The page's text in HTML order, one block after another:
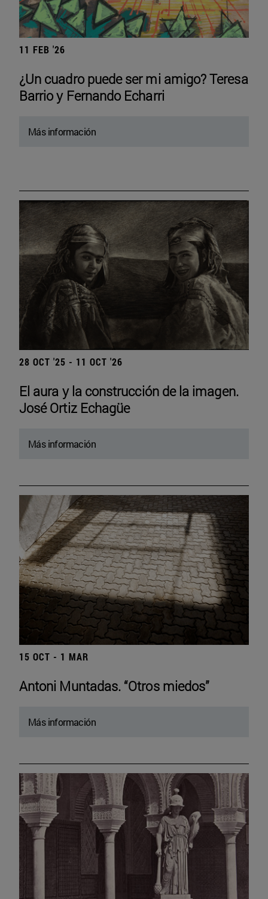
11 FEB '26
¿Un cuadro puede ser mi amigo? Teresa
Barrio y Fernando Echarri
Más información
28 OCT '25 - 11 OCT '26
El aura y la construcción de la imagen.
José Ortiz Echagüe
Más información
15 OCT - 1 MAR
Antoni Muntadas. “Otros miedos”
Más información